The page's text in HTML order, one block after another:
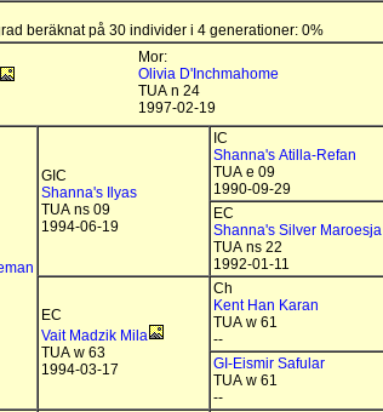
beräknat på 30 individer i 4 generationer: 0%
Mor:
Olivia D'Inchmahome
TUA n 24
1997-02-19
GIC
Shanna's Ilyas
TUA ns 09
1994-06-19
IC
Shanna's Atilla-Refan
TUA e 09
1990-09-29
EC
Shanna's Silver Maroesja
TUA ns 22
1992-01-11
EC
Vait Madzik Mila
TUA w 63
1994-03-17
Ch
Kent Han Karan
TUA w 61
--
GI-Eismir Safular
TUA w 61
--